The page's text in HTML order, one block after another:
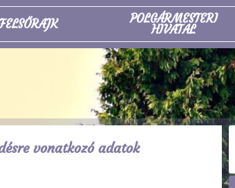
FELSŐRAJK POLGÁRMESTERI
HIVATAL
vonatkozó adatok